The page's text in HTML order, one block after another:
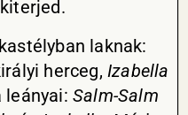
laknak:
herceg,Izabella
leányai: Salm-Salm